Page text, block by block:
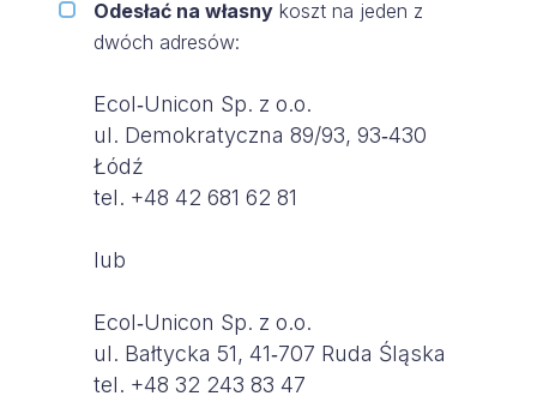
Odesłać na własny koszt na jeden z
dwóch adresów:
Ecol‑Unicon Sp. z o.o.
ul. Demokratyczna 89/93, 93‑430
Łódź
tel. +48 42 681 62 81
lub
Ecol‑Unicon Sp. z o.o.
ul. Bałtycka 51, 41‑707 Ruda Śląska
tel. +48 32 243 83 47